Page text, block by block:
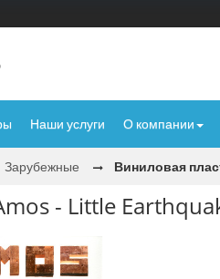
Наши услуги О компании
Зарубежные Виниловая
- Little